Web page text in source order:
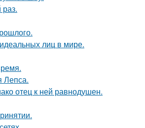
лиц в мире.
Лепса.
отец к ней равнодушен.